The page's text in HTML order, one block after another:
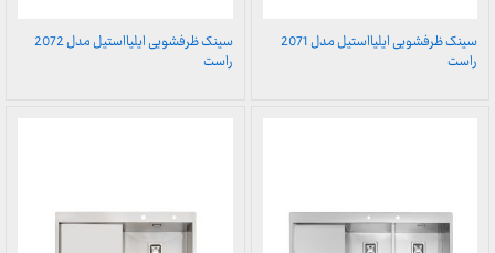
سینک ظرفشویی ایلیااستیل مدل 2071
راست
سینک ظرفشویی ایلیااستیل مدل 2072
راست